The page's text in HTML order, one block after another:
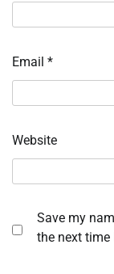
Email *
Website
Save my
the next time